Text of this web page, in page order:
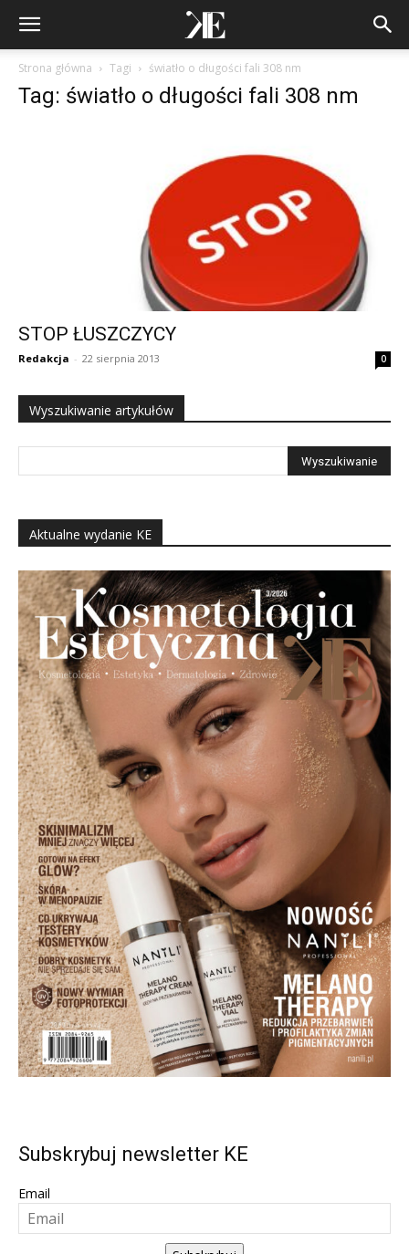
Strona główna Tagi światło o długości fali 308 nm
Tag: światło o długości fali 308 nm
STOP ŁUSZCZYCY
Redakcja - 22 sierpnia 2013 0
Wyszukiwanie artykułów
Aktualne wydanie KE
Subskrybuj newsletter KE
Email